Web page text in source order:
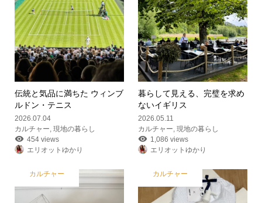
伝統と気品に満ちた ウィンブ
ルドン・テニス
2026.07.04
カルチャー, 現地の暮らし
454 views
エリオットゆかり
暮らして見える、完璧を求め
ないイギリス
2026.05.11
カルチャー,現地の暮らし
1,086 views
エリオットゆかり
カルチャー カルチャー